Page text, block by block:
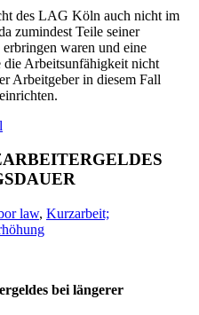
des LAG Köln auch nicht im
zumindest Teile seiner
waren und eine
Arbeitsunfähigkeit nicht
Arbeitgeber in diesem Fall
law, Kurzarbeit;
bei längerer